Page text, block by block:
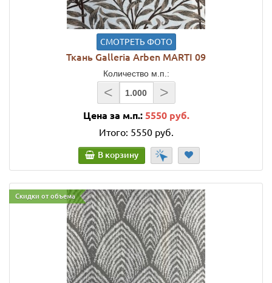
СМОТРЕТЬ ФОТО
Ткань Galleria Arben MARTI 09
Количество м.п.:
< >
Цена за м.п.: 5550 руб.
Итого: 5550 руб.
В корзину
Скидки от объема